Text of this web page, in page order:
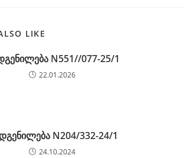
LIKE
N551//077-25/1
22.01.2026
N204/332-24/1
24.10.2024